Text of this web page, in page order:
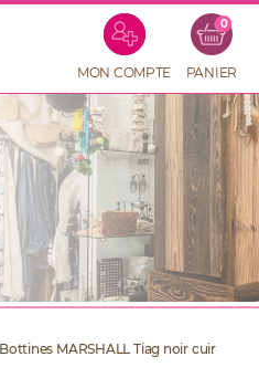
MON COMPTE PANIER
0
RECHERCHE
DE
PRODUITS
Bottines MARSHALL Tiag noir cuir